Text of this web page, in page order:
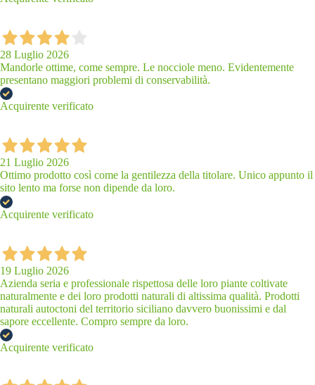
28 Luglio 2026
Mandorle ottime, come sempre. Le nocciole meno. Evidentemente
presentano maggiori problemi di conservabilità.
Acquirente verificato
21 Luglio 2026
Ottimo prodotto così come la gentilezza della titolare. Unico appunto il
sito lento ma forse non dipende da loro.
Acquirente verificato
19 Luglio 2026
Azienda seria e professionale rispettosa delle loro piante coltivate
naturalmente e dei loro prodotti naturali di altissima qualità. Prodotti
naturali autoctoni del territorio siciliano davvero buonissimi e dal
sapore eccellente. Compro sempre da loro.
Acquirente verificato